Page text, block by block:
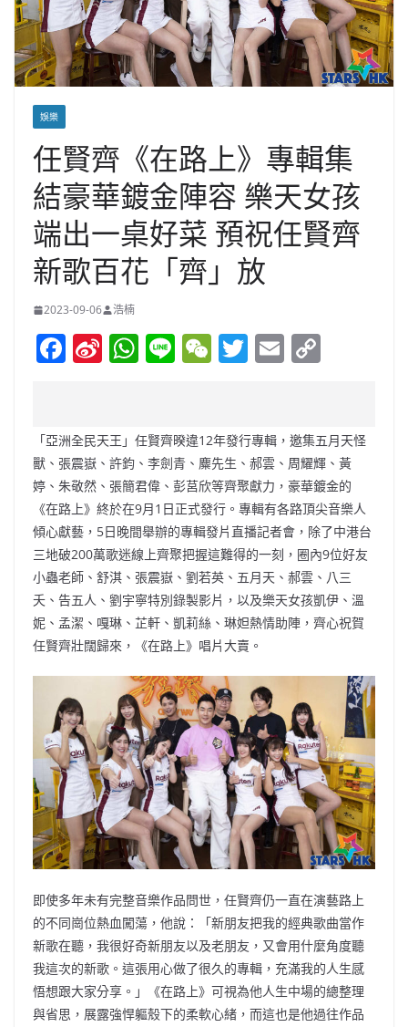
娛樂
任賢齊《在路上》專輯集
結豪華鍍金陣容 樂天女孩
端出一桌好菜 預祝任賢齊
新歌百花「齊」放
2023-09-06 浩楠
F
e
b
o
o
k
Si
W
ei
b
o
W
s
A
p
p
Li W
h
at
T
er
E
l y
Li
n
k
「亞洲全民天王」任賢齊暌違12年發行專輯，邀集五月天怪
獸、張震嶽、許鈞、李劍青、麋先生、郝雲、周耀輝、黃
婷、朱敬然、張簡君偉、彭莒欣等齊聚獻力，豪華鍍金的
《在路上》終於在9月1日正式發行。專輯有各路頂尖音樂人
傾心獻藝，5日晚間舉辦的專輯發片直播記者會，除了中港台
三地破200萬歌迷線上齊聚把握這難得的一刻，圈內9位好友
小蟲老師、舒淇、張震嶽、劉若英、五月天、郝雲、八三
夭、告五人、劉宇寧特別錄製影片，以及樂天女孩凱伊、溫
妮、孟潔、嘎琳、芷軒、凱莉絲、琳妲熱情助陣，齊心祝賀
任賢齊壯闊歸來，《在路上》唱片大賣。
即使多年未有完整音樂作品問世，任賢齊仍一直在演藝路上
的不同崗位熱血闖蕩，他說：「新朋友把我的經典歌曲當作
新歌在聽，我很好奇新朋友以及老朋友，又會用什麼角度聽
我這次的新歌。這張用心做了很久的專輯，充滿我的人生感
悟想跟大家分享。」《在路上》可視為他人生中場的總整理
與省思，展露強悍軀殼下的柔軟心緒，而這也是他過往作品